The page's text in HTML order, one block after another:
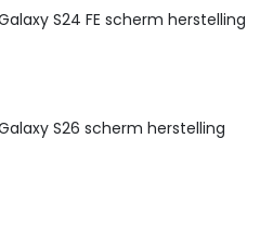
S24 FE scherm herstelling
S26 scherm herstelling